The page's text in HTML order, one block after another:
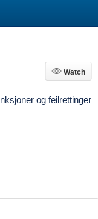
Watch
Watch
og feilrettinger